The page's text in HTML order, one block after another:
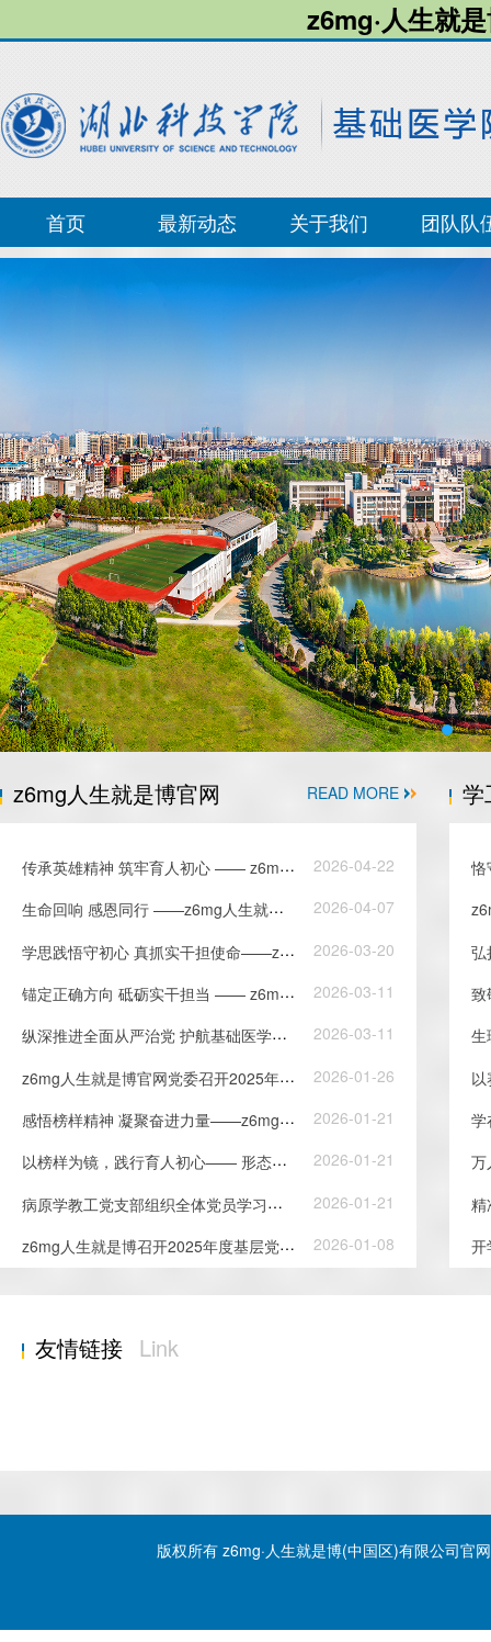
z6mg·人生就
首页 最新动态 关于我们 团队队
z6mg人生就是博官网 READ MORE
传
承英雄精神 筑牢育人初心 —— z6mg人生就是博组织观看《花...
2026-04-22
生
命回响 感恩同行 ——z6mg人生就是博隆重举行清明节追思活动
2026-04-07
学
思践悟守初心 真抓实干担使命——z6mg人生就是博《习近平关...
2026-03-20
锚
定正确方向 砥砺实干担当 —— z6mg人生就是博召开树立和践...
2026-03-11
纵
深推进全面从严治党 护航基础医学高质量发展 —— 基础...
2026-03-11
z
6mg人生就是博官网党委召开2025年度民主生活会
2026-01-26
感
悟榜样精神 凝聚奋进力量——z6mg人生就是博员工党支部组织...
2026-01-21
以
榜样为镜，践行育人初心—— 形态学教工党支部深入学习...
2026-01-21
病
原学教工党支部组织全体党员学习《榜样10》先进事迹
2026-01-21
z
6mg人生就是博召开2025年度基层党组织书记抓党建述职评议会 2026-01-08
学
恪
友情链接 Link
版权所有 z6mg·人生就是博(中国区)有限公司